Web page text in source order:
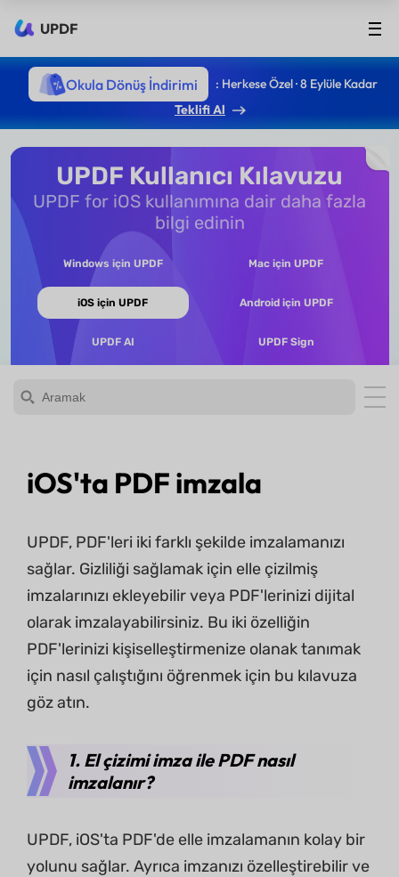
UPDF
Okula Dönüş İndirimi
: Herkese Özel · 8 Eylüle Kadar
Teklifi Al
UPDF Kullanıcı Kılavuzu
UPDF for iOS kullanımına dair daha fazla
bilgi edinin
Windows için UPDF Mac için UPDF
iOS için UPDF Android için UPDF
UPDF AI UPDF Sign
iOS'ta PDF imzala
UPDF, PDF'leri iki farklı şekilde imzalamanızı
sağlar. Gizliliği sağlamak için elle çizilmiş
imzalarınızı ekleyebilir veya PDF'lerinizi dijital
olarak imzalayabilirsiniz. Bu iki özelliğin
PDF'lerinizi kişiselleştirmenize olanak tanımak
için nasıl çalıştığını öğrenmek için bu kılavuza
göz atın.
1. El çizimi imza ile PDF nasıl
imzalanır?
UPDF, iOS'ta PDF'de elle imzalamanın kolay bir
yolunu sağlar. Ayrıca imzanızı özelleştirebilir ve